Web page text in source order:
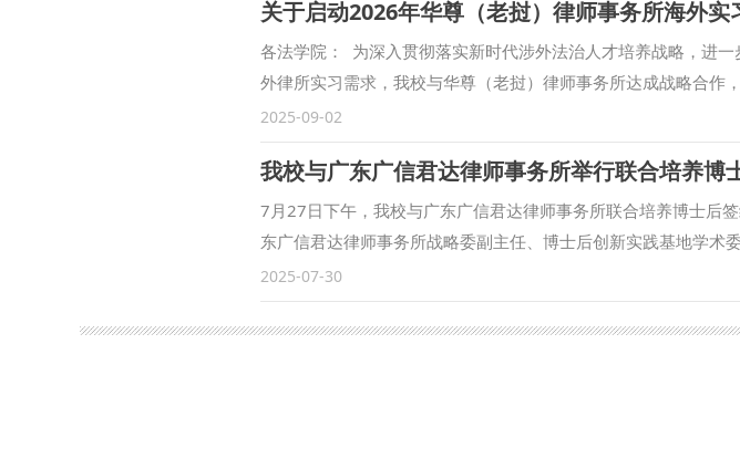
夫山泉股份有限公司、郑州宇通集团有限公司、陕西海普瑞诚律
陕西云德律师事务所等96家单位来校参会，涉及教育、文化、传
提供就业岗位1900余个。洽谈会现场气氛热烈，3000余名校内
意向。 洽谈会现场除了设置简历门诊、公考指导、长安区人社局
还特别设置了“AI赋能就业”特色服务区，一站式提供AI简历诊断
拍即印等智慧就业体验，帮助毕业生在投递前完成“简历—面试—
下一步，学校将持续联动校内外资源，滚动开展行业类、区域类
做细就业指导、做优服务保障，多措并举促使毕业生更加充分、
关于启动2026年华尊（老挝）律师事务所海外实
各法学院： 为深入贯彻落实新时代涉外法治人才培养战略，进
外律所实习需求，我校与华尊（老挝）律师事务所达成战略合作
实习项目报名工作，请各法学院积极动员，广泛宣传，鼓励符合
一、律所情况 华尊（老挝）律师事务所（Walson Law Firm）
勃拉邦省设有北部分所，中国律师团队均来自上海华尊律师事务
成员所，华尊是一家专注于中老跨境法律服务的国际化律所。团
师及咨询顾问共25人，客户涵盖电力、矿业、经济、制造、农林
业“走出去”提供系统性法律解决方案。 二、实习情况（详情请
月15日-4月15日 2.实习地点：老挝万象 3.实习语言：中文为主
英双语合同及法律文件，整理法律咨询回复要点；参与跨境投资
2025-09-02
我校与广东广信君达律师事务所举行联合培养博
7月27日下午，我校与广东广信君达律师事务所联合培养博士后
东广信君达律师事务所战略委副主任、博士后创新实践基地学术
基地执行主任王瀚出席。党委教师工作部部长、人事处处长董玮
和签约表示热烈欢迎。他表示，与知名律所联合培养博士后，是
导向的务实之举，对法学理论研究和学位建设具有重要推动作用
2025-07-30